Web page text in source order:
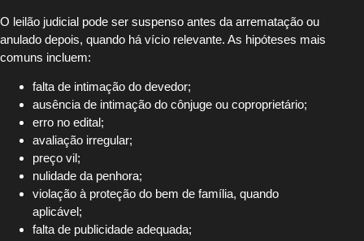
O leilão judicial pode ser suspenso antes da arrematação ou
anulado depois, quando há vício relevante. As hipóteses mais
comuns incluem:
falta de intimação do devedor;
ausência de intimação do cônjuge ou coproprietário;
erro no edital;
avaliação irregular;
preço vil;
nulidade da penhora;
violação à proteção do bem de família, quando
aplicável;
falta de publicidade adequada;